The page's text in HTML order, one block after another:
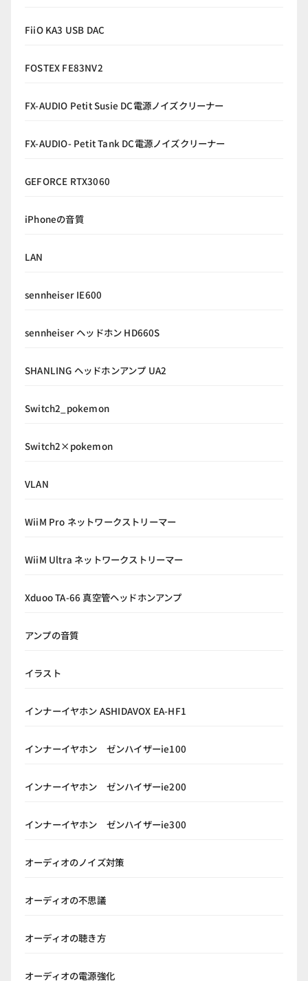
FiiO KA3 USB DAC
FOSTEX FE83NV2
FX-AUDIO Petit Susie DC電源ノイズクリーナー
FX-AUDIO- Petit Tank DC電源ノイズクリーナー
GEFORCE RTX3060
iPhoneの音質
LAN
sennheiser IE600
sennheiser ヘッドホン HD660S
SHANLING ヘッドホンアンプ UA2
Switch2_pokemon
Switch2×pokemon
VLAN
WiiM Pro ネットワークストリーマー
WiiM Ultra ネットワークストリーマー
Xduoo TA-66 真空管ヘッドホンアンプ
アンプの音質
イラスト
インナーイヤホン ASHIDAVOX EA-HF1
インナーイヤホン ゼンハイザーie100
インナーイヤホン ゼンハイザーie200
インナーイヤホン ゼンハイザーie300
オーディオのノイズ対策
オーディオの不思議
オーディオの聴き方
オーディオの電源強化